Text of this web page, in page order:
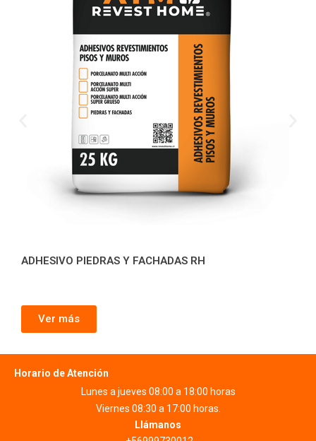
ADHESIVO PIEDRAS Y FACHADAS RH
Ver más
Horario de Atención
Lunes a jueves 08:00 a 18:00 horas
Viernes 08:30 a 17:00 horas.
Llámanos